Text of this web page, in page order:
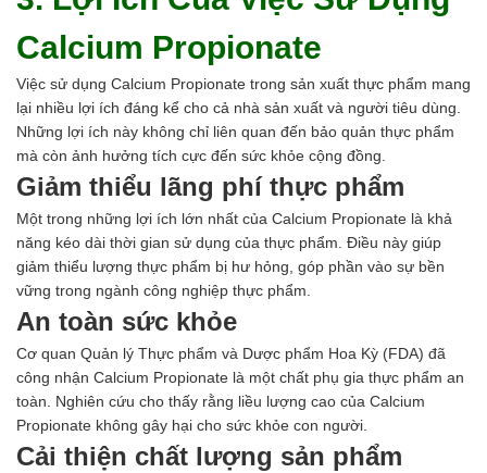
Ngành In Ấn Bao Bì
Ngành Gỗ
Ngành Mỹ Phẩm
Ngành Hóa Dầu
Ngành Giấy
Liên hệ
Tuyển dụng
Calcium Propionate
Việc sử dụng Calcium Propionate trong sản xuất thực phẩm mang
lại nhiều lợi ích đáng kể cho cả nhà sản xuất và người tiêu dùng.
Những lợi ích này không chỉ liên quan đến bảo quản thực phẩm
mà còn ảnh hưởng tích cực đến sức khỏe cộng đồng.
Giảm thiểu lãng phí thực phẩm
Một trong những lợi ích lớn nhất của Calcium Propionate là khả
năng kéo dài thời gian sử dụng của thực phẩm. Điều này giúp
giảm thiểu lượng thực phẩm bị hư hỏng, góp phần vào sự bền
vững trong ngành công nghiệp thực phẩm.
An toàn sức khỏe
Cơ quan Quản lý Thực phẩm và Dược phẩm Hoa Kỳ (FDA) đã
công nhận Calcium Propionate là một chất phụ gia thực phẩm an
toàn. Nghiên cứu cho thấy rằng liều lượng cao của Calcium
Propionate không gây hại cho sức khỏe con người.
Cải thiện chất lượng sản phẩm